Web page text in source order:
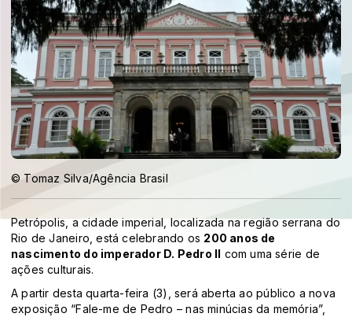
© Tomaz Silva/Agência Brasil
Petrópolis, a cidade imperial, localizada na região serrana do
Rio de Janeiro, está celebrando os 200 anos de
nascimento do imperador D. Pedro II com uma série de
ações culturais.
A partir desta quarta-feira (3), será aberta ao público a nova
exposição “Fale-me de Pedro – nas minúcias da memória”,